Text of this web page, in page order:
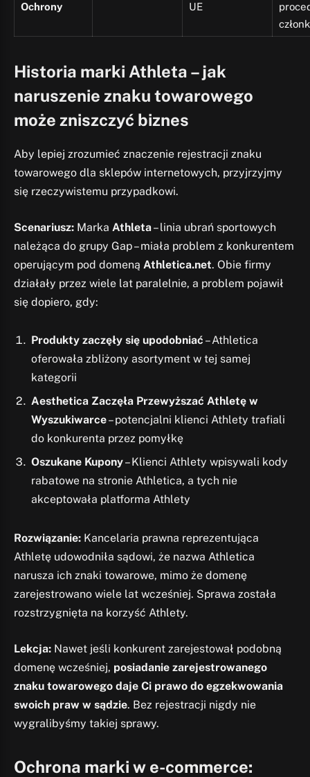
Ochrony
UE
Historia marki Athleta – jak
naruszenie znaku towarowego
może zniszczyć biznes
Aby lepiej zrozumieć znaczenie rejestracji znaku
towarowego dla sklepów internetowych, przyjrzyjmy
się rzeczywistemu przypadkowi.
Scenariusz: Marka Athleta– linia ubrań sportowych
należąca do grupy Gap – miała problem z konkurentem
operującym pod domeną Athletica.net. Obie firmy
działały przez wiele lat paralelnie, a problem pojawił
się dopiero, gdy:
Produkty zaczęły się upodobniać – Athletica
oferowała zbliżony asortyment w tej samej
kategorii
Aesthetica Zaczęła Przewyższać Athletę w
Wyszukiwarce– potencjalni klienci Athlety trafiali
do konkurenta przez pomyłkę
Oszukane Kupony– Klienci Athlety wpisywali kody
rabatowe na stronie Athletica, a tych nie
akceptowała platforma Athlety
Rozwiązanie: Kancelaria prawna reprezentująca
Athletę udowodniła sądowi, że nazwa Athletica
narusza ich znaki towarowe, mimo że domenę
zarejestrowano wiele lat wcześniej. Sprawa została
rozstrzygnięta na korzyść Athlety.
Lekcja: Nawet jeśli konkurent zarejestował podobną
domenę wcześniej, posiadanie zarejestrowanego
znaku towarowego daje Ci prawo do egzekwowania
swoich praw w sądzie. Bez rejestracji nigdy nie
wygralibyśmy takiej sprawy.
Ochrona marki w e-commerce: